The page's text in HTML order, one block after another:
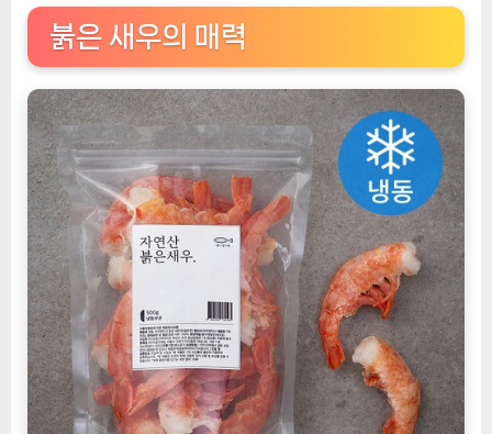
은
새
우
–
담
백
한
맛
과
품
격
있
는
요
리
[EatingNOW
붉은 새우의 매력